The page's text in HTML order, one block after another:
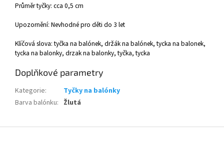
Průměr tyčky: cca 0,5 cm
Upozornění: Nevhodné pro děti do 3 let
Klíčová slova: tyčka na balónek, držák na balónek, tycka na balonek,
tycka na balonky, drzak na balonky, tyčka, tycka
Doplňkové parametry
Kategorie:
Tyčky na balónky
Barva balónku: Žlutá